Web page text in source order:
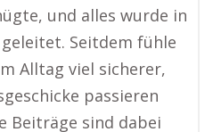
und alles wurde in
Seitdem fühle
Alltag viel sicherer,
passieren
Beiträge sind dabei